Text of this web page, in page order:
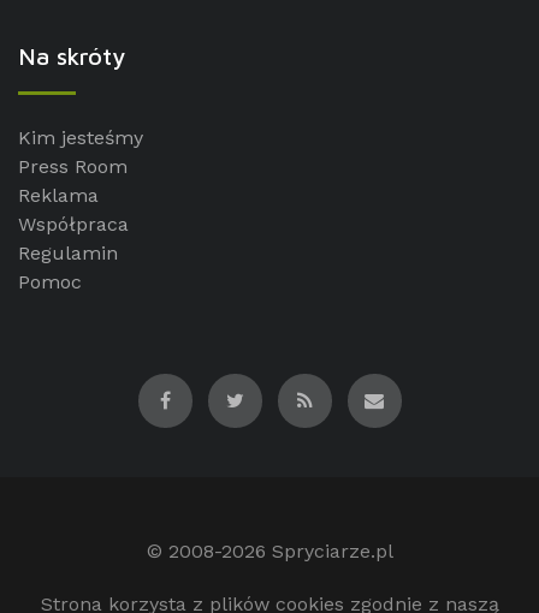
Na skróty
Kim jesteśmy
Press Room
Reklama
Współpraca
Regulamin
Pomoc
© 2008-2026 Spryciarze.pl
Strona korzysta z plików cookies zgodnie z naszą